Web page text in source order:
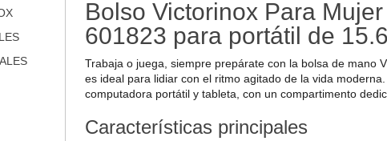
Bolso Victorinox Para
601823 para portátil de
Trabaja o juega, siempre prepárate con la bolsa de mano
es ideal para lidiar con el ritmo agitado de la vida
computadora portátil y tableta, con un compartimento
Características principales